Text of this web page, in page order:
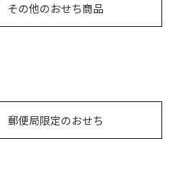
その他のおせち商品
郵便局限定のおせち